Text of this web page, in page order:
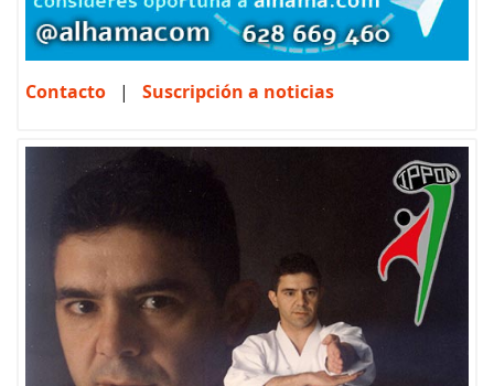
Contacto | Suscripción a noticias